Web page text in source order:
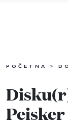
POČETNA »